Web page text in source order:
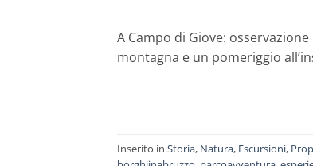
A Campo di Giove:
montagna e un pomeriggio
Inserito in Storia, Natura, Escursioni,